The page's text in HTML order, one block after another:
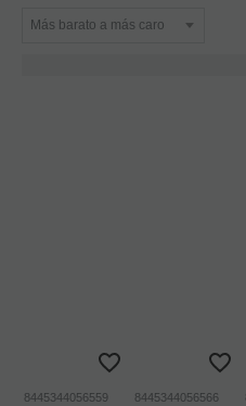
8445344056559 8445344056566